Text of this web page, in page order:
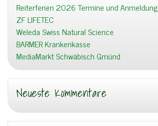
Reiterferien 2026 Termine und Anmeldung
ZF LIFETEC
Weleda Swiss Natural Science
BARMER Krankenkasse
MediaMarkt Schwäbisch Gmünd
Neueste Kommentare